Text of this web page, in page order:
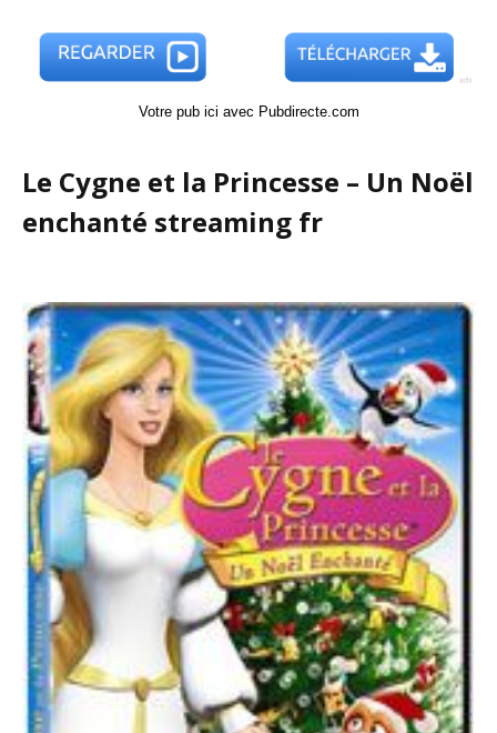
Votre pub ici avec Pubdirecte.com
Le Cygne et la Princesse – Un Noël
enchanté streaming fr